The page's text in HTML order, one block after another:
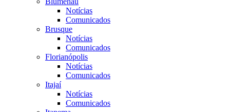
Notícias
Comunicados
Brusque
Notícias
Comunicados
Florianópolis
Notícias
Comunicados
Itajaí
Notícias
Comunicados